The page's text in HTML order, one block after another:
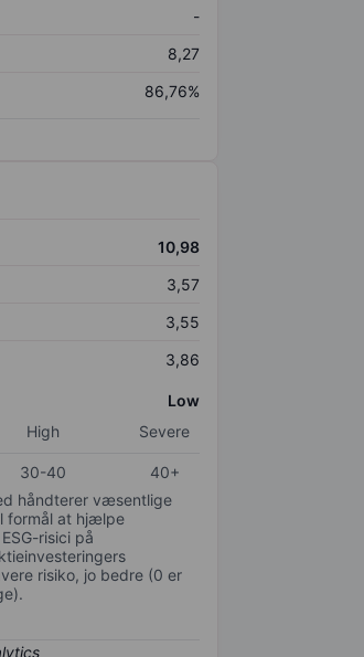
-
8,27
86,76%
10,98
3,57
3,55
3,86
Low
High Severe
30-40
40+
håndterer væsentlige
formål at hjælpe
risici på
risiko, jo bedre (0 er